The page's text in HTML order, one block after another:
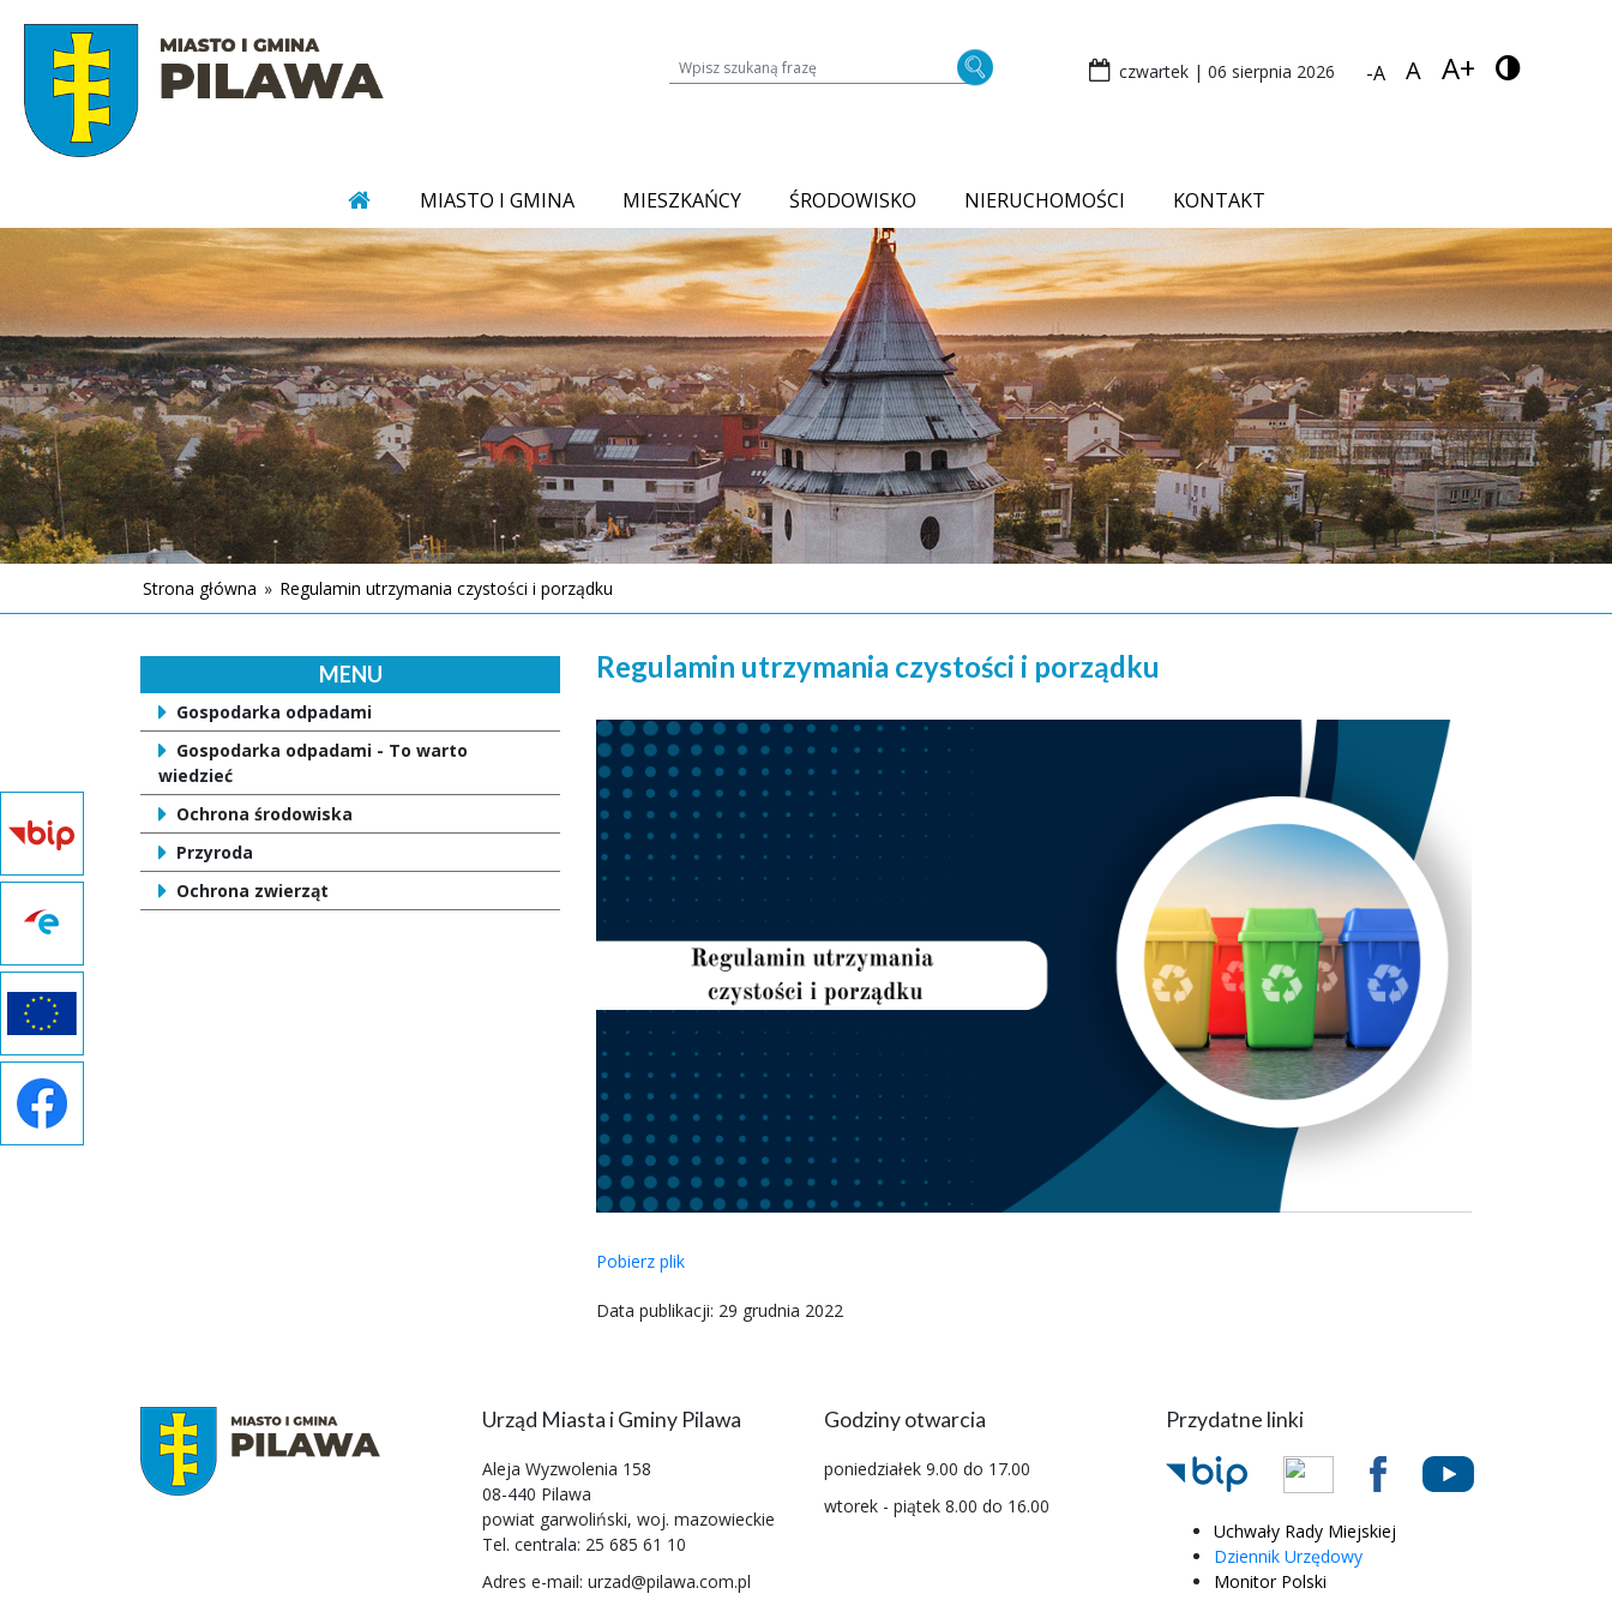
Wyszukiwarka treści na stronie czwartek | 06 sierpnia 2026 -A A A+
MIASTO I GMINA MIESZKAŃCY ŚRODOWISKO NIERUCHOMOŚCI KONTAKT
Strona główna » Regulamin utrzymania czystości i porządku
MENU
Gospodarka odpadami
Gospodarka odpadami - To warto
wiedzieć
Ochrona środowiska
Przyroda
Ochrona zwierząt
Regulamin utrzymania czystości i porządku
Pobierz plik
Data publikacji: 29 grudnia 2022
Urząd Miasta i Gminy Pilawa
Aleja Wyzwolenia 158
08-440 Pilawa
powiat garwoliński, woj. mazowieckie
Tel. centrala: 25 685 61 10
Adres e-mail: urzad@pilawa.com.pl
Godziny otwarcia
poniedziałek 9.00 do 17.00
wtorek - piątek 8.00 do 16.00
Przydatne linki
Uchwały Rady Miejskiej
Dziennik Urzędowy
Monitor Polski